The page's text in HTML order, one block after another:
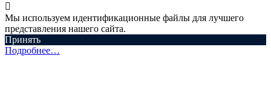

Мы используем идентификационные файлы для лучшего
представления нашего сайта.
Принять
Подробнее…